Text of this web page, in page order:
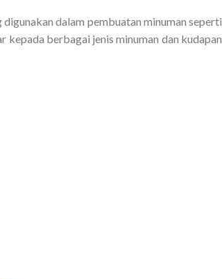
dalam pembuatan minuman seperti
kepada berbagai jenis minuman dan kudapan